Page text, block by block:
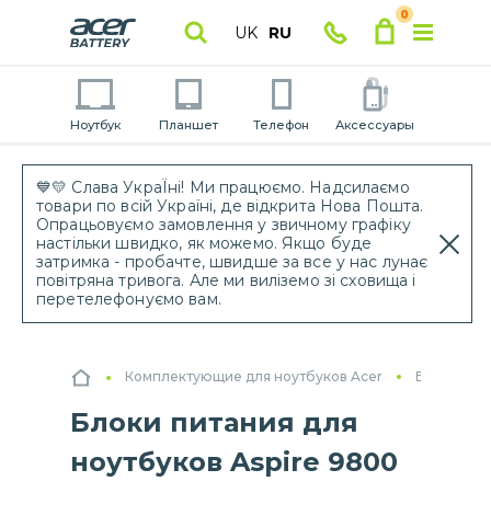
💙💛 Слава УкраЇні! Ми працюємо. Надсилаємо
товари по всій Україні, де відкрита Нова Пошта.
Опрацьовуємо замовлення у звичному графіку
настільки швидко, як можемо. Якщо буде
затримка - пробачте, швидше за все у нас лунає
повітряна тривога. Але ми виліземо зі сховища і
перетелефонуємо вам.
UK RU
0
Ноутбук Планшет Телефон Аксессуары
Комплектующие для ноутбуков Acer Блоки
Блоки питания для
ноутбуков Aspire 9800